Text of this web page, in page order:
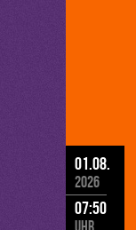
01.08.
2026
07:50
Uhr